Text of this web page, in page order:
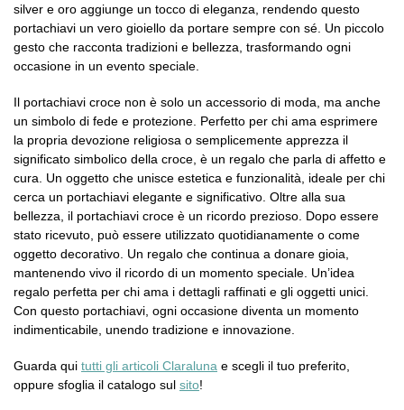
silver e oro aggiunge un tocco di eleganza, rendendo questo
portachiavi un vero gioiello da portare sempre con sé. Un piccolo
gesto che racconta tradizioni e bellezza, trasformando ogni
occasione in un evento speciale.
Il portachiavi croce non è solo un accessorio di moda, ma anche
un simbolo di fede e protezione. Perfetto per chi ama esprimere
la propria devozione religiosa o semplicemente apprezza il
significato simbolico della croce, è un regalo che parla di affetto e
cura. Un oggetto che unisce estetica e funzionalità, ideale per chi
cerca un portachiavi elegante e significativo. Oltre alla sua
bellezza, il portachiavi croce è un ricordo prezioso. Dopo essere
stato ricevuto, può essere utilizzato quotidianamente o come
oggetto decorativo. Un regalo che continua a donare gioia,
mantenendo vivo il ricordo di un momento speciale. Un’idea
regalo perfetta per chi ama i dettagli raffinati e gli oggetti unici.
Con questo portachiavi, ogni occasione diventa un momento
indimenticabile, unendo tradizione e innovazione.
Guarda qui tutti gli articoli Claraluna e scegli il tuo preferito,
oppure sfoglia il catalogo sul sito!